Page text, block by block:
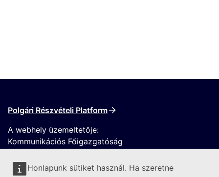
Honlapunk sütiket használ. Ha szeretne
Polgári Részvételi Platform
A webhely üzemeltetője:
Kommunikációs Főigazgatóság